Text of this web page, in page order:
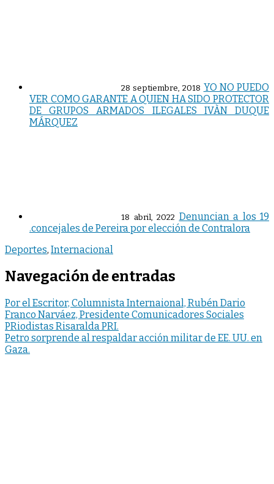
28 septiembre, 2018 YO NO PUEDO
VER COMO GARANTE A QUIEN HA SIDO PROTECTOR
DE GRUPOS ARMADOS ILEGALES IVÀN DUQUE
MÁRQUEZ
18 abril, 2022 Denuncian a los 19
.concejales de Pereira por elección de Contralora
Deportes, Internacional
Navegación de entradas
Por el Escritor, Columnista Internaional, Rubén Dario
Franco Narváez, Presidente Comunicadores Sociales
PRiodistas Risaralda PRI.
Petro sorprende al respaldar acción militar de EE. UU. en
Gaza.